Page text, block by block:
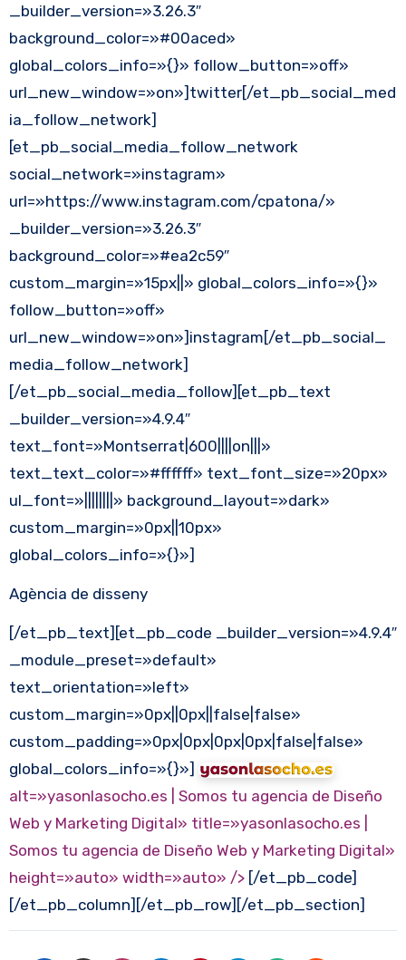
_builder_version=»3.26.3″
background_color=»#00aced»
global_colors_info=»{}» follow_button=»off»
url_new_window=»on»]twitter[/et_pb_social_med
ia_follow_network]
[et_pb_social_media_follow_network
social_network=»instagram»
url=»https://www.instagram.com/cpatona/»
_builder_version=»3.26.3″
background_color=»#ea2c59″
custom_margin=»15px||» global_colors_info=»{}»
follow_button=»off»
url_new_window=»on»]instagram[/et_pb_social_
media_follow_network]
[/et_pb_social_media_follow][et_pb_text
_builder_version=»4.9.4″
text_font=»Montserrat|600||||on|||»
text_text_color=»#ffffff» text_font_size=»20px»
ul_font=»||||||||» background_layout=»dark»
custom_margin=»0px||10px»
global_colors_info=»{}»]
Agència de disseny
[/et_pb_text][et_pb_code _builder_version=»4.9.4″
_module_preset=»default»
text_orientation=»left»
custom_margin=»0px||0px||false|false»
custom_padding=»0px|0px|0px|0px|false|false»
global_colors_info=»{}»]
alt=»yasonlasocho.es | Somos tu agencia de Diseño
Web y Marketing Digital» title=»yasonlasocho.es |
Somos tu agencia de Diseño Web y Marketing Digital»
height=»auto» width=»auto» /> [/et_pb_code]
[/et_pb_column][/et_pb_row][/et_pb_section]